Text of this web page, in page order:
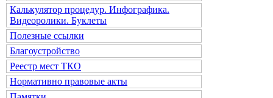
Калькулятор процедур. Инфографика.
Видеоролики. Буклеты
Полезные ссылки
Благоустройство
Реестр мест ТКО
Нормативно правовые акты